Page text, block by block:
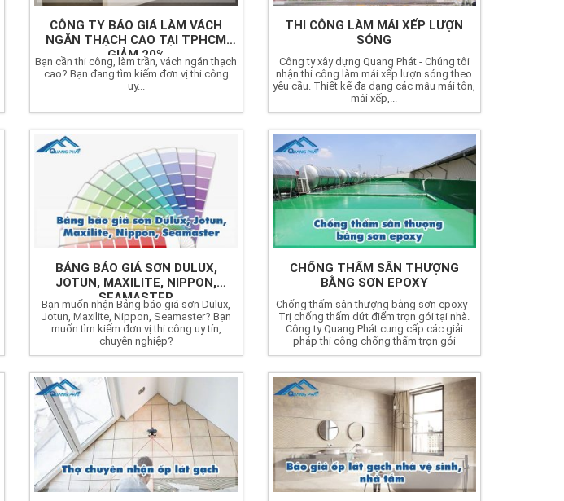
CÔNG TY BÁO GIÁ LÀM VÁCH
NGĂN THẠCH CAO TẠI TPHCM
GIẢM 20%
Bạn cần thi công, làm trần, vách ngăn thạch
cao? Bạn đang tìm kiếm đơn vị thi công
uy...
THI CÔNG LÀM MÁI XẾP LƯỢN
SÓNG
Công ty xây dựng Quang Phát - Chúng tôi
nhận thi công làm mái xếp lượn sóng theo
yêu cầu. Thiết kế đa dạng các mẫu mái tôn,
mái xếp,...
BẢNG BÁO GIÁ SƠN DULUX,
JOTUN, MAXILITE, NIPPON,
SEAMASTER
Bạn muốn nhận Bảng báo giá sơn Dulux,
Jotun, Maxilite, Nippon, Seamaster? Bạn
muốn tìm kiếm đơn vị thi công uy tín,
chuyên nghiệp?
CHỐNG THẤM SÂN THƯỢNG
BẰNG SƠN EPOXY
Chống thấm sân thượng bằng sơn epoxy -
Trị chống thấm dứt điểm trọn gói tại nhà.
Công ty Quang Phát cung cấp các giải
pháp thi công chống thấm trọn gói